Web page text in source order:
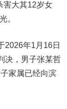
害大其12岁女
。
2026年1月16日
决，男子张某哲
家属已经向滨